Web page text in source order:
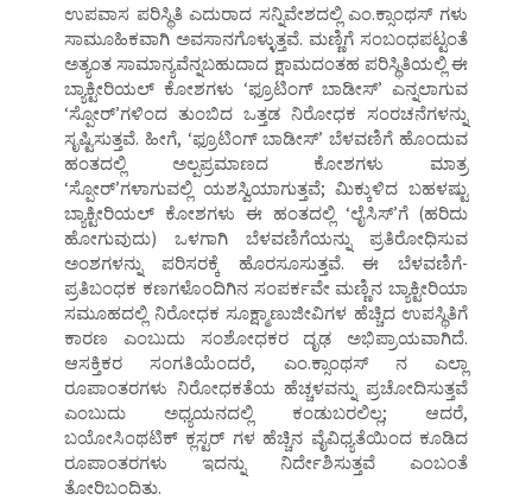
ಉಪವಾಸ ಪರಿಸ್ಥಿತಿ ಎದುರಾದ ಸನ್ನಿವೇಶದಲ್ಲಿ ಎಂ.ಕ್ಸಾಂಥಸ್ ಗಳು
ಸಾಮೂಹಿಕವಾಗಿ ಅವಸಾನಗೊಳ್ಳುತ್ತವೆ. ಮಣ್ಣಿಗೆ ಸಂಬಂಧಪಟ್ಟಂತೆ
ಅತ್ಯಂತ ಸಾಮಾನ್ಯವೆನ್ನಬಹುದಾದ ಕ್ಷಾಮದಂತಹ ಪರಿಸ್ಥಿತಿಯಲ್ಲಿ ಈ
ಬ್ಯಾಕ್ಟೀರಿಯಲ್ ಕೋಶಗಳು ‘ಫ್ರೂಟಿಂಗ್ ಬಾಡೀಸ್’ ಎನ್ನಲಾಗುವ
‘ಸ್ಪೋರ್’ಗಳಿಂದ ತುಂಬಿದ ಒತ್ತಡ ನಿರೋಧಕ ಸಂರಚನೆಗಳನ್ನು
ಸೃಷ್ಟಿಸುತ್ತವೆ. ಹೀಗೆ, ‘ಫ್ರೂಟಿಂಗ್ ಬಾಡೀಸ್’ ಬೆಳವಣಿಗೆ ಹೊಂದುವ
ಹಂತದಲ್ಲಿ ಅಲ್ಪಪ್ರಮಾಣದ ಕೋಶಗಳು ಮಾತ್ರ
‘ಸ್ಪೋರ್’ಗಳಾಗುವಲ್ಲಿ ಯಶಸ್ವಿಯಾಗುತ್ತವೆ; ಮಿಕ್ಕುಳಿದ ಬಹಳಷ್ಟು
ಬ್ಯಾಕ್ಟೀರಿಯಲ್ ಕೋಶಗಳು ಈ ಹಂತದಲ್ಲಿ ‘ಲೈಸಿಸ್’ಗೆ (ಹರಿದು
ಹೋಗುವುದು) ಒಳಗಾಗಿ ಬೆಳವಣಿಗೆಯನ್ನು ಪ್ರತಿರೋಧಿಸುವ
ಅಂಶಗಳನ್ನು ಪರಿಸರಕ್ಕೆ ಹೊರಸೂಸುತ್ತವೆ. ಈ ಬೆಳವಣಿಗೆ-
ಪ್ರತಿಬಂಧಕ ಕಣಗಳೊಂದಿಗಿನ ಸಂಪರ್ಕವೇ ಮಣ್ಣಿನ ಬ್ಯಾಕ್ಟೀರಿಯಾ
ಸಮೂಹದಲ್ಲಿ ನಿರೋಧಕ ಸೂಕ್ಷ್ಮಾಣುಜೀವಿಗಳ ಹೆಚ್ಚಿದ ಉಪಸ್ಥಿತಿಗೆ
ಕಾರಣ ಎಂಬುದು ಸಂಶೋಧಕರ ದೃಢ ಅಭಿಪ್ರಾಯವಾಗಿದೆ.
ಆಸಕ್ತಿಕರ ಸಂಗತಿಯೆಂದರೆ, ಎಂ.ಕ್ಸಾಂಥಸ್ ನ ಎಲ್ಲಾ
ರೂಪಾಂತರಗಳು ನಿರೋಧಕತೆಯ ಹೆಚ್ಚಳವನ್ನು ಪ್ರಚೋದಿಸುತ್ತವೆ
ಎಂಬುದು ಅಧ್ಯಯನದಲ್ಲಿ ಕಂಡುಬರಲಿಲ್ಲ; ಆದರೆ,
ಬಯೋಸಿಂಥಟಿಕ್ ಕ್ಲಸ್ಟರ್ ಗಳ ಹೆಚ್ಚಿನ ವೈವಿಧ್ಯತೆಯಿಂದ ಕೂಡಿದ
ರೂಪಾಂತರಗಳು ಇದನ್ನು ನಿರ್ದೇಶಿಸುತ್ತವೆ ಎಂಬಂತೆ
ತೋರಿಬಂದಿತು.